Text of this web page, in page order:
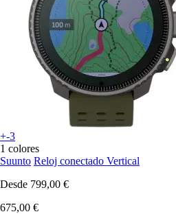
+-3
1 colores
Suunto Reloj conectado Vertical
Desde 799,00 €
675,00 €